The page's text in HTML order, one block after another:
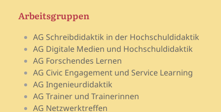
Arbeitsgruppen
AG Schreibdidaktik in der Hochschuldidaktik
AG Digitale Medien und Hochschuldidaktik
AG Forschendes Lernen
AG Civic Engagement und Service Learning
AG Ingenieurdidaktik
AG Trainer und Trainerinnen
AG Netzwerktreffen